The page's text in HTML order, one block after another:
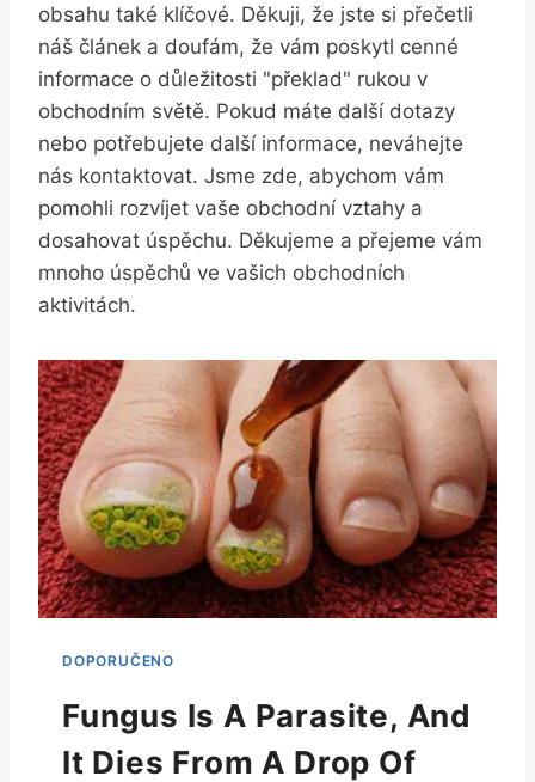
obsahu také klíčové. Děkuji, že jste si přečetli
náš článek a doufám, že vám poskytl cenné
informace o důležitosti "překlad" rukou v
obchodním světě. Pokud máte další dotazy
nebo potřebujete další informace, neváhejte
nás kontaktovat. Jsme zde, abychom vám
pomohli rozvíjet vaše obchodní vztahy a
dosahovat úspěchu. Děkujeme a přejeme vám
mnoho úspěchů ve vašich obchodních
aktivitách.
Fungus Is A Parasite, And
It Dies From A Drop Of